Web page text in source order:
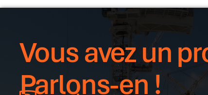
Vous avez un
Parlons-en !